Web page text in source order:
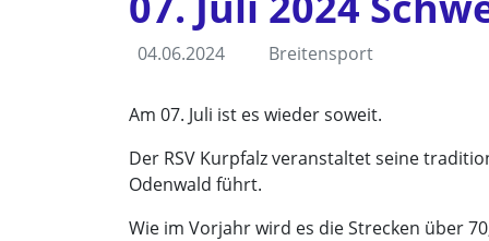
04.06.2024 Breitensport
Am 07. Juli ist es wieder soweit.
Der RSV Kurpfalz veranstaltet seine
Odenwald führt.
Wie im Vorjahr wird es die Strecken über